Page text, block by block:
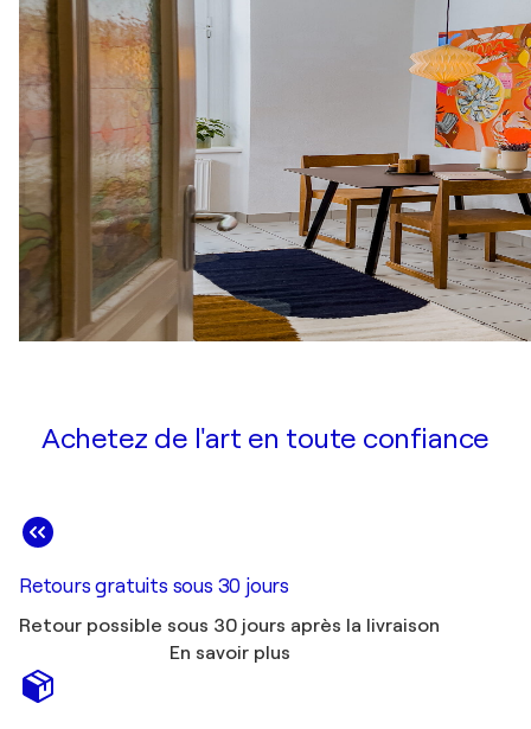
Achetez de l'art en toute confiance
Retours gratuits sous 30 jours
Retour possible sous 30 jours après la livraison
En savoir plus